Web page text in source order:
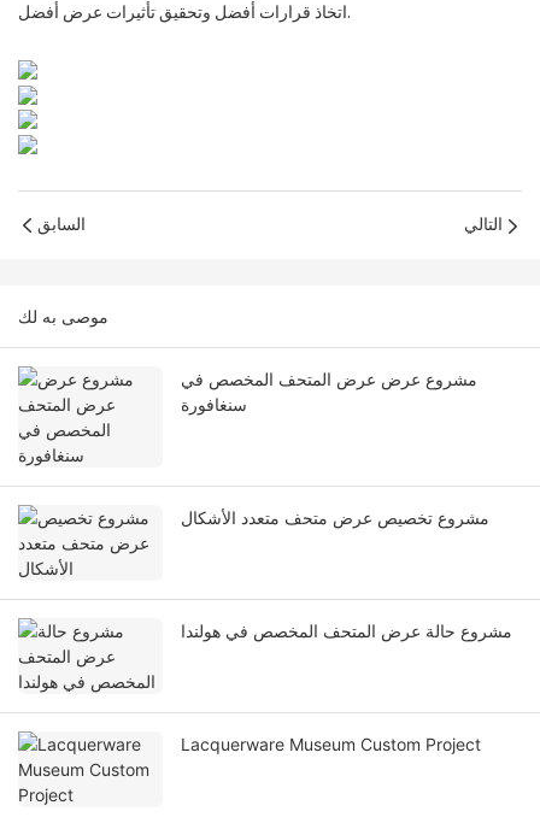
اتخاذ قرارات أفضل وتحقيق تأثيرات عرض أفضل.
السابق التالي
موصى به لك
مشروع عرض عرض المتحف المخصص في
سنغافورة
مشروع تخصيص عرض متحف متعدد الأشكال
مشروع حالة عرض المتحف المخصص في هولندا
Lacquerware Museum Custom Project